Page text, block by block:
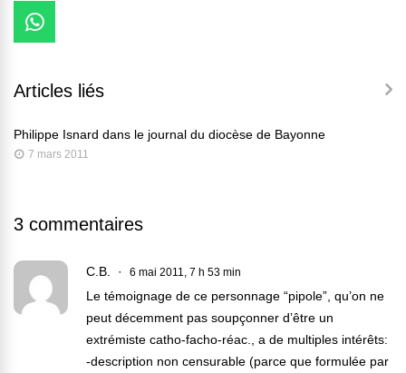
Articles liés
Philippe Isnard dans le journal du diocèse de Bayonne
7 mars 2011
3 commentaires
C.B. 6 mai 2011, 7 h 53 min
Le témoignage de ce personnage “pipole”, qu’on ne
peut décemment pas soupçonner d’être un
extrémiste catho-facho-réac., a de multiples intérêts:
-description non censurable (parce que formulée par